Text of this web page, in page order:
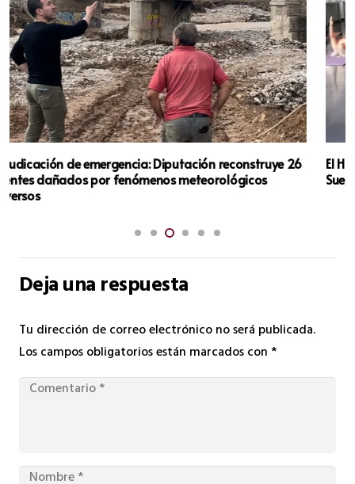
El Hospital General de Valencia Refuerza la Atención al
Suelo Pélvico con Taller de Ejercicios Preventivos
Deja una respuesta
Tu dirección de correo electrónico no será publicada.
Los campos obligatorios están marcados con*